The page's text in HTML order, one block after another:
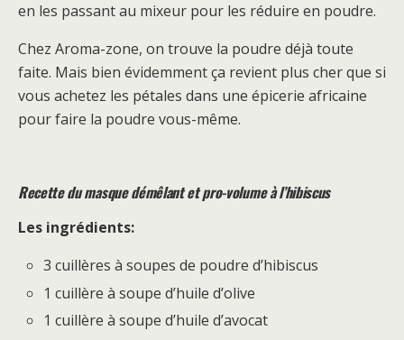
en les passant au mixeur pour les réduire en poudre.
Chez Aroma-zone, on trouve la poudre déjà toute
faite. Mais bien évidemment ça revient plus cher que si
vous achetez les pétales dans une épicerie africaine
pour faire la poudre vous-même.
Recette du masque démêlant et pro-volume à l’hibiscus
Les ingrédients:
3 cuillères à soupes de poudre d’hibiscus
1 cuillère à soupe d’huile d’olive
1 cuillère à soupe d’huile d’avocat